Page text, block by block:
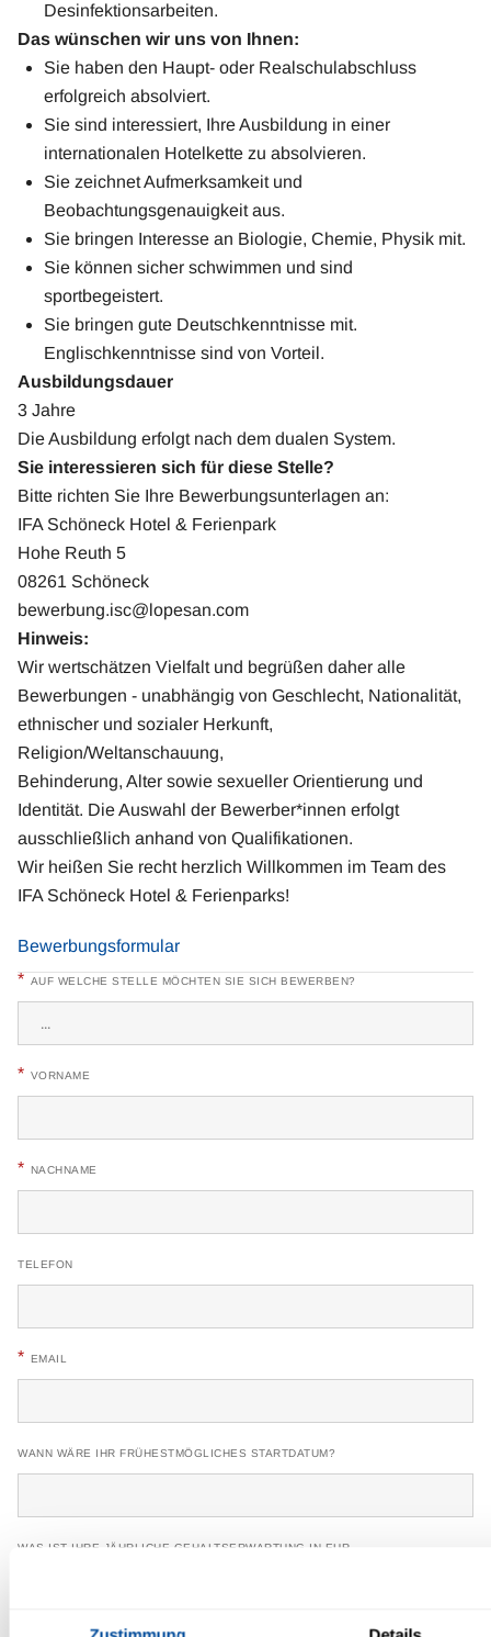
Desinfektionsarbeiten.
Das wünschen wir uns von Ihnen:
Sie haben den Haupt- oder Realschulabschluss
erfolgreich absolviert.
Sie sind interessiert, Ihre Ausbildung in einer
internationalen Hotelkette zu absolvieren.
Sie zeichnet Aufmerksamkeit und
Beobachtungsgenauigkeit aus.
Sie bringen Interesse an Biologie, Chemie, Physik mit.
Sie können sicher schwimmen und sind
sportbegeistert.
Sie bringen gute Deutschkenntnisse mit.
Englischkenntnisse sind von Vorteil.
Ausbildungsdauer
3 Jahre
Die Ausbildung erfolgt nach dem dualen System.
Sie interessieren sich für diese Stelle?
Bitte richten Sie Ihre Bewerbungsunterlagen an:
IFA Schöneck Hotel & Ferienpark
Hohe Reuth 5
08261 Schöneck
bewerbung.isc@lopesan.com
Hinweis:
Wir wertschätzen Vielfalt und begrüßen daher alle
Bewerbungen - unabhängig von Geschlecht, Nationalität,
ethnischer und sozialer Herkunft,
Religion/Weltanschauung,
Behinderung, Alter sowie sexueller Orientierung und
Identität. Die Auswahl der Bewerber*innen erfolgt
ausschließlich anhand von Qualifikationen.
Wir heißen Sie recht herzlich Willkommen im Team des
IFA Schöneck Hotel & Ferienparks!
Bewerbungsformular
* AUF WELCHE STELLE MÖCHTEN SIE SICH BEWERBEN?
* VORNAME
* NACHNAME
TELEFON
* EMAIL
WANN WÄRE IHR FRÜHESTMÖGLICHES STARTDATUM?
WAS IST IHRE JÄHRLICHE GEHALTSERWARTUNG IN EUR